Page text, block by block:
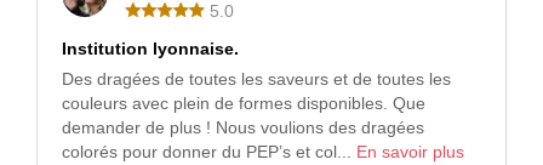
5.0
Institution lyonnaise.
Des dragées de toutes les saveurs et de toutes les
couleurs avec plein de formes disponibles. Que
demander de plus ! Nous voulions des dragées
colorés pour donner du PEP’s et col... En savoir plus